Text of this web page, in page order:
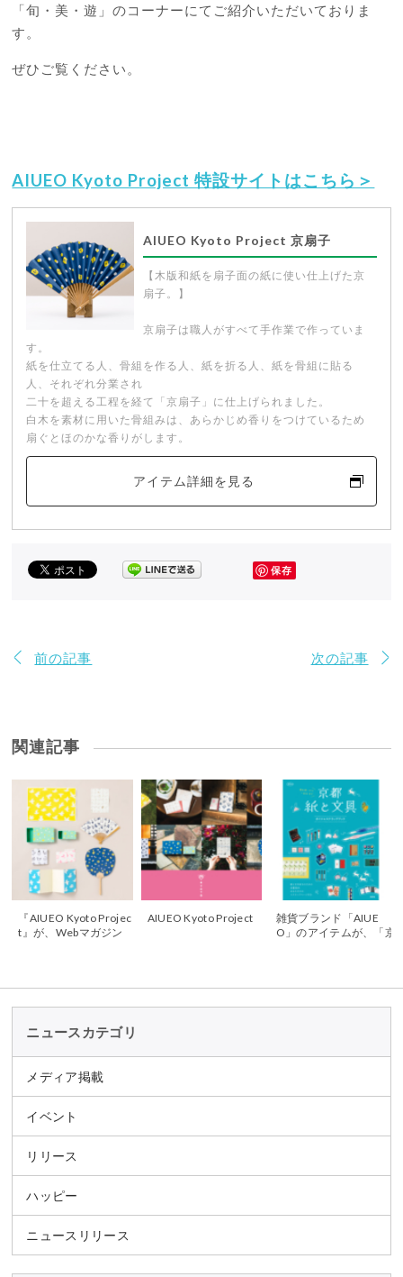
「旬・美・遊」のコーナーにてご紹介いただいておりま
す。
ぜひご覧ください。
AIUEO Kyoto Project 特設サイトはこちら＞
AIUEO Kyoto Project 京扇子
【木版和紙を扇子面の紙に使い仕上げた京
扇子。】
京扇子は職人がすべて手作業で作っていま
す。
紙を仕立てる人、骨組を作る人、紙を折る人、紙を骨組に貼る
人、それぞれ分業され
二十を超える工程を経て「京扇子」に仕上げられました。
白木を素材に用いた骨組みは、あらかじめ香りをつけているため
扇ぐとほのかな香りがします。
アイテム詳細を見る
保存
前の記事 次の記事
関連記事
『AIUEO Kyoto Projec
t』が、Webマガジン
AIUEO Kyoto Project
雑貨ブランド「AIUE
O」のアイテムが、「京
ニュースカテゴリ
メディア掲載
イベント
リリース
ハッピー
ニュースリリース